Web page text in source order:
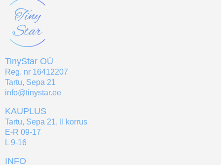
TinyStar OÜ
Reg. nr 16412207
Tartu, Sepa 21
info@tinystar.ee
KAUPLUS
Tartu, Sepa 21, II korrus
E-R 09-17
L 9-16
INFO